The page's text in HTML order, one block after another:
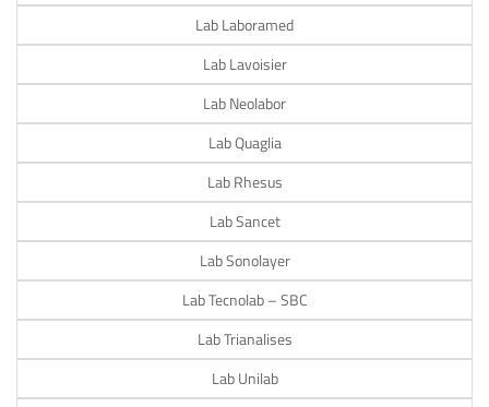
Lab Laboramed
Lab Lavoisier
Lab Neolabor
Lab Quaglia
Lab Rhesus
Lab Sancet
Lab Sonolayer
Lab Tecnolab – SBC
Lab Trianalises
Lab Unilab